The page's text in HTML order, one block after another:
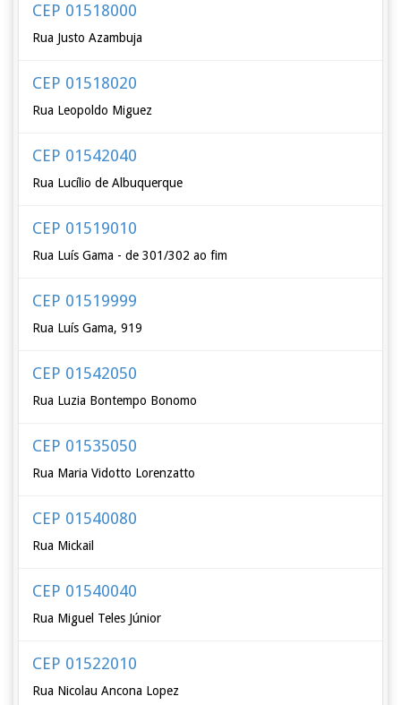
CEP 01518000
Rua Justo Azambuja
CEP 01518020
Rua Leopoldo Miguez
CEP 01542040
Rua Lucílio de Albuquerque
CEP 01519010
Rua Luís Gama - de 301/302 ao fim
CEP 01519999
Rua Luís Gama, 919
CEP 01542050
Rua Luzia Bontempo Bonomo
CEP 01535050
Rua Maria Vidotto Lorenzatto
CEP 01540080
Rua Mickail
CEP 01540040
Rua Miguel Teles Júnior
CEP 01522010
Rua Nicolau Ancona Lopez